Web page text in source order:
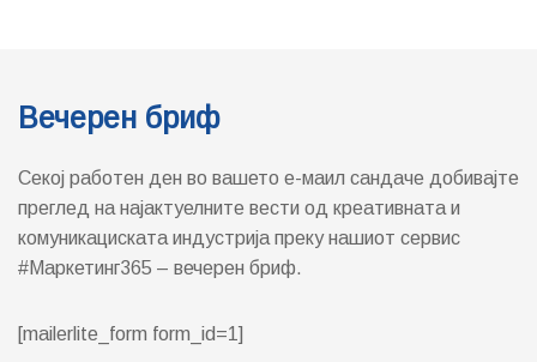
Вечерен бриф
Секој работен ден во вашето е-маил сандаче добивајте
преглед на најактуелните вести од креативната и
комуникациската индустрија преку нашиот сервис
#Маркетинг365 – вечерен бриф.
[mailerlite_form form_id=1]